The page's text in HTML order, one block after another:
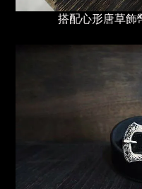
搭配心形唐草飾